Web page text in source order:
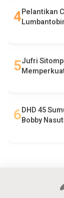
Pelantikan
Jufri
DHD 45
Bobby